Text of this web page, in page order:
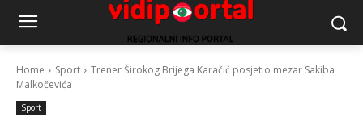
Home Sport
Trener Širokog Brijega Karačić posjetio mezar Sakiba
Malkočevića
Sport